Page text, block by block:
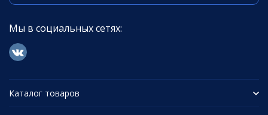
Мы в социальных сетях:
Каталог товаров